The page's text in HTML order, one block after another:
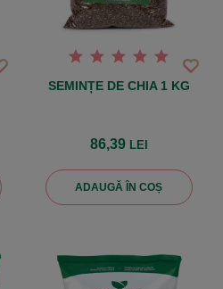
SEMINȚE DE CHIA 1 KG
86,39 LEI
ADAUGĂ ÎN COȘ